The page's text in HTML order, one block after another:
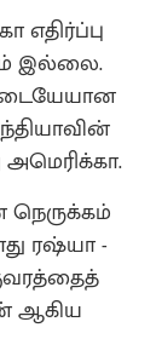
எதிர்ப்பு
இல்லை.
அமெரிக்கா.
நெருக்கம்
ரஷ்யா -
ஆகிய